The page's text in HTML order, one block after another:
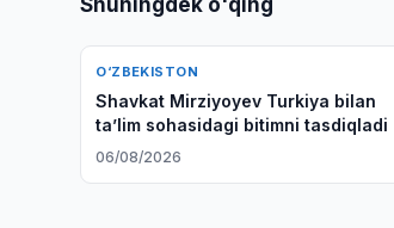
Shuningdek o'qing
O‘ZBEKISTON
Shavkat Mirziyoyev Turkiya bilan
taʼlim sohasidagi bitimni tasdiqladi
06/08/2026